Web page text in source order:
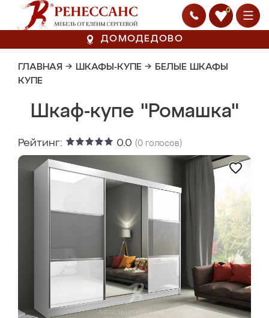
0
ДОМОДЕДОВО
ГЛАВНАЯ → ШКАФЫ-КУПЕ → БЕЛЫЕ ШКАФЫ
КУПЕ
Шкаф-купе "Ромашка"
Рейтинг: 0.0 (0 голосов)